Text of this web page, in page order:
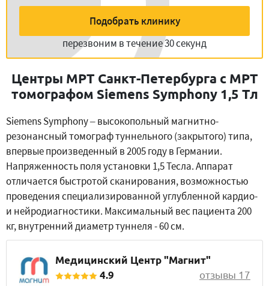
Подобрать клинику
перезвоним в течение 30 секунд
Центры МРТ Санкт-Петербурга с МРТ
томографом Siemens Symphony 1,5 Тл
Siemens Symphony – высокопольный магнитно-
резонансный томограф туннельного (закрытого) типа,
впервые произведенный в 2005 году в Германии.
Напряженность поля установки 1,5 Тесла. Аппарат
отличается быстротой сканирования, возможностью
проведения специализированной углубленной кардио-
и нейродиагностики. Максимальный вес пациента 200
кг, внутренний диаметр туннеля - 60 см.
Медицинский Центр "Магнит"
4.9
отзывы 17